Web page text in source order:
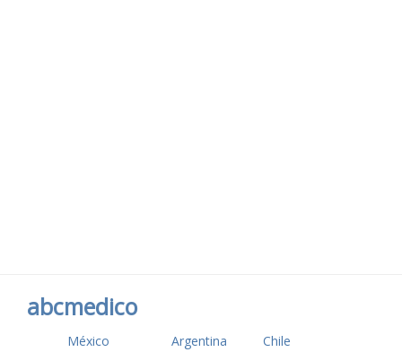
abcmedico
México Argentina Chile